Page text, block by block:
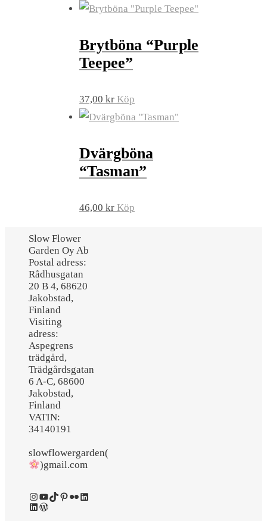
Brytböna “Purple
Teepee”
37,00 kr Köp
Dvärgböna
“Tasman”
46,00 kr Köp
Slow Flower
Garden Oy Ab
Postal adress:
Rådhusgatan
20 B 4, 68620
Jakobstad,
Finland
Visiting
adress:
Aspegrens
trädgård,
Trädgårdsgatan
6 A-C, 68600
Jakobstad,
Finland
VATIN:
34140191
slowflowergarden(
)gmail.com
Instagram
YouTube
TikTok
Pinterest
FlickrLinkedIn
LinkedIn
WordPress